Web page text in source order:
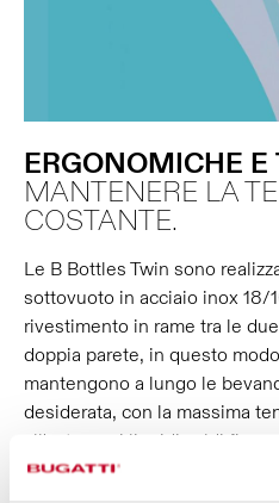
ERGONOMICHE E
MANTENERE LA
COSTANTE.
Le B Bottles Twin sono
sottovuoto in acciaio inox 18/
rivestimento in rame tra le
doppia parete, in questo
mantengono a lungo le
desiderata, con la massima
all'esterno: i liquidi caldi fino
e preserveranno il ghiaccio